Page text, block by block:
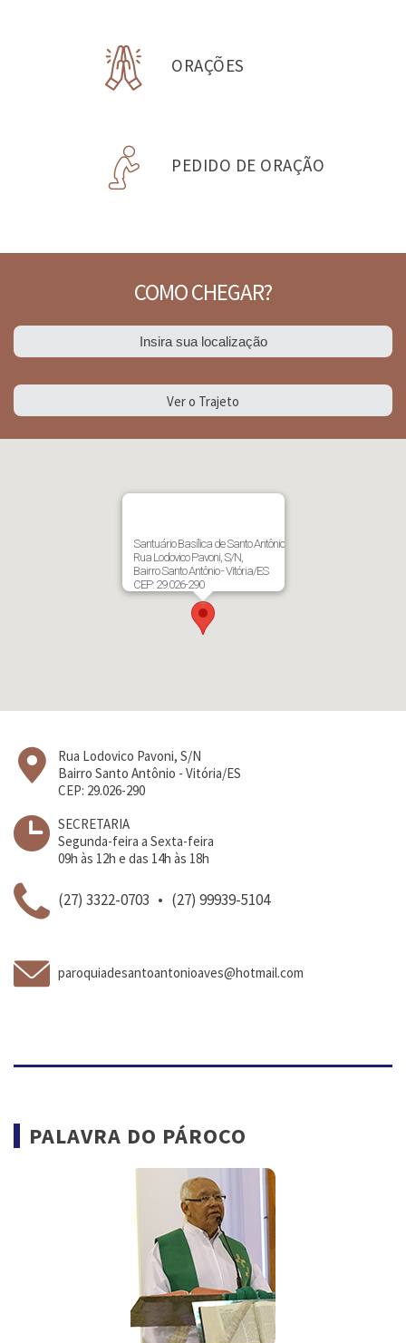
ORAÇÕES
PEDIDO DE ORAÇÃO
COMO CHEGAR?
Ver o Trajeto
Santuário Basílica de Santo Antônio
Rua Lodovico Pavoni, S/N,
Bairro Santo Antônio - Vitória/ES
CEP: 29.026-290
Rua Lodovico Pavoni, S/N
Bairro Santo Antônio - Vitória/ES
CEP: 29.026-290
SECRETARIA
Segunda-feira a Sexta-feira
09h às 12h e das 14h às 18h
(27) 3322-0703 • (27) 99939-5104
paroquiadesantoantonioaves@hotmail.com
PALAVRA DO PÁROCO